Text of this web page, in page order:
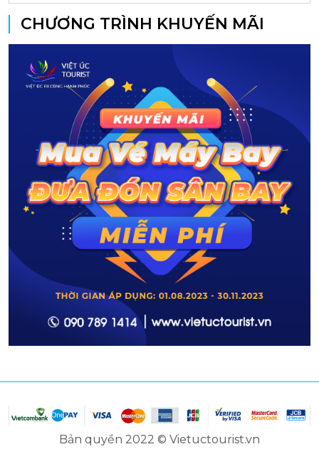
CHƯƠNG TRÌNH KHUYẾN MÃI
Bản quyền 2022 © Vietuctourist.vn